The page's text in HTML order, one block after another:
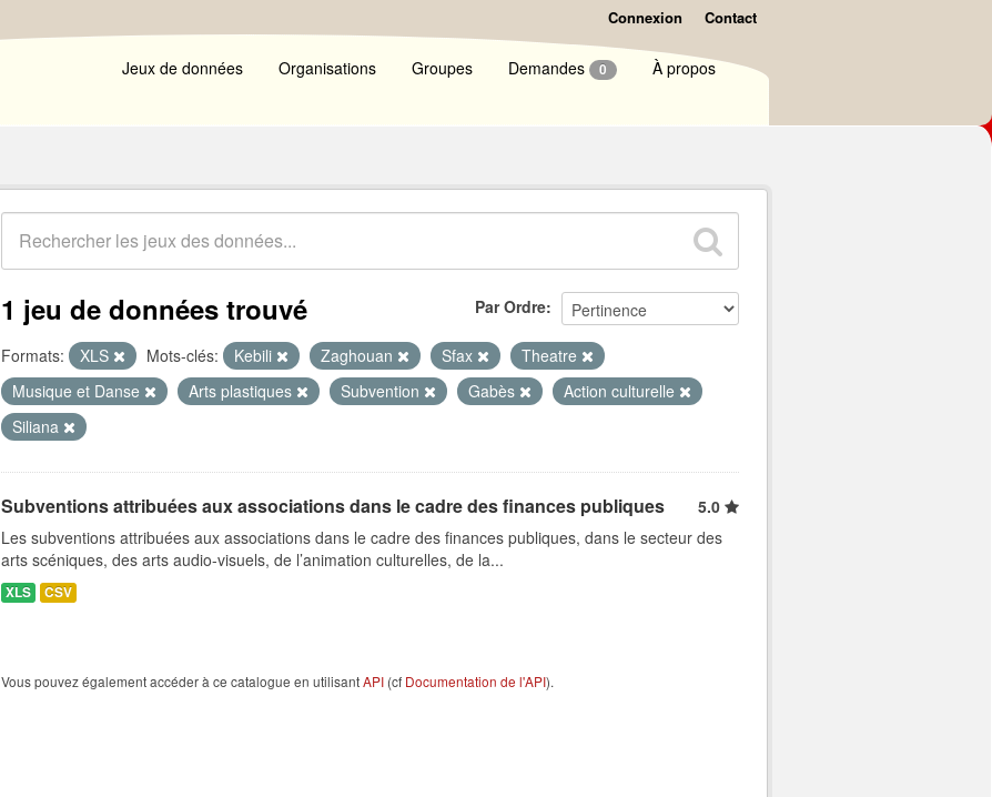
Connexion Contact
Jeux de données Organisations Groupes Demandes 0 À propos
Par Ordre
1 jeu de données trouvé
Formats: XLS Mots-clés: Kebili Zaghouan Sfax
Theatre
Musique et Danse
Arts plastiques Subvention Gabès
Action culturelle
Siliana
Subventions attribuées aux associations dans le cadre des finances publiques
5.0
Les subventions attribuées aux associations dans le cadre des finances publiques, dans le secteur des
arts scéniques, des arts audio-visuels, de l’animation culturelles, de la...
XLS CSV
Vous pouvez également accéder à ce catalogue en utilisantAPI (cf Documentation de l'API).